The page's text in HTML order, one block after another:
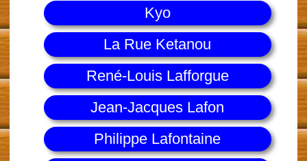
Kyo
La Rue Ketanou
René-Louis Lafforgue
Jean-Jacques Lafon
Philippe Lafontaine